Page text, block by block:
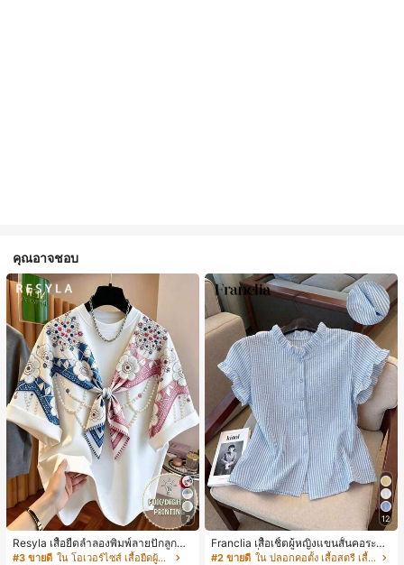
คุณอาจชอบ
7
Resyla เสื้อยืดลำลองพิมพ์ลายปักลูกปัด
รูปโบว์ขนาดใหญ่สำหรับผู้หญิง
#3 ขายดี
ใน โอเวอร์ไซส์ เสื้อยืดผู้หญิง
12
Franclia เสื้อเชิ้ตผู้หญิงแขนสั้นคอระบา
ยกระดุมเดี่ยวลายทาง
#2 ขายดี
ใน ปลอกคอตั้ง เสื้อสตรี เสื้อเบลาส์ & Tee